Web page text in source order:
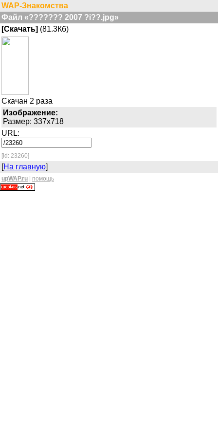
WAP-Знакомства
Файл «??????? 2007 ?i??.jpg»
[Скачать] (81.3Кб)
Скачан 2 раза
Изображение:
Размер: 337x718
URL:
[id: 23260]
[На главную]
upWAP.ru помощь